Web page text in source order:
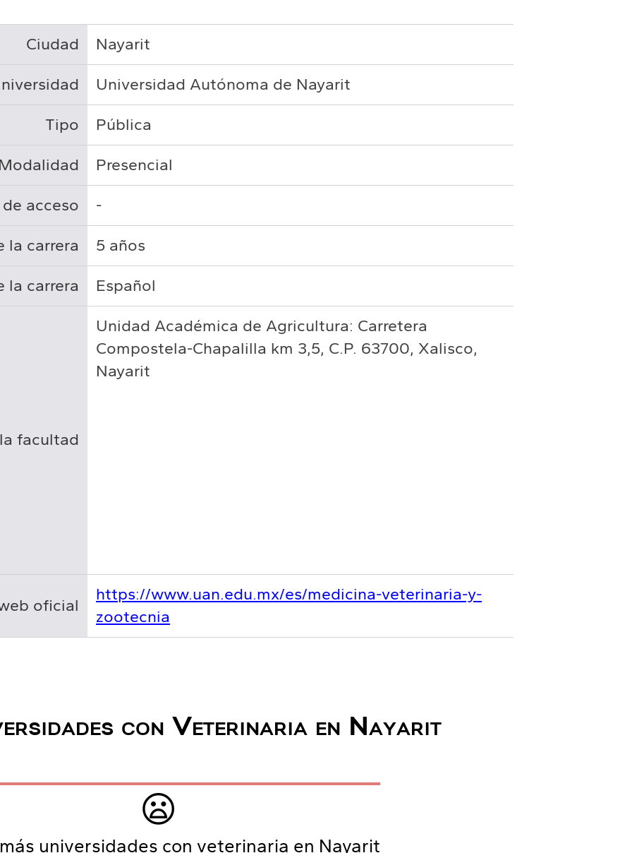
Ciudad Nayarit
Universidad Autónoma de Nayarit
Tipo Pública
Presencial
acceso -
la carrera 5 años
la carrera Español
facultad
Unidad Académica de Agricultura: Carretera
Compostela-Chapalilla km 3,5, C.P. 63700, Xalisco,
Nayarit
oficial
https://www.uan.edu.mx/es/medicina-veterinaria-y-
zootecnia
con Veterinaria en Nayarit
😦
universidades con veterinaria en Nayarit